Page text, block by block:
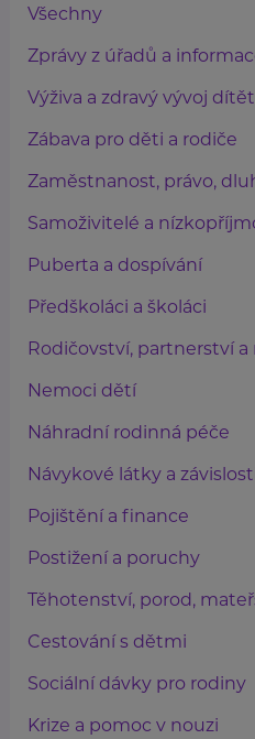
Všechny
Zprávy z úřadů a
Výživa a zdravý vývoj
Zábava pro děti a rodiče
Zaměstnanost, právo,
Samoživitelé a
Puberta a dospívání
Předškoláci a školáci
Rodičovství, partnerství
Nemoci dětí
Náhradní rodinná péče
Návykové látky a
Pojištění a finance
Postižení a poruchy
Těhotenství, porod,
Cestování s dětmi
Sociální dávky pro rodiny
Krize a pomoc v nouzi